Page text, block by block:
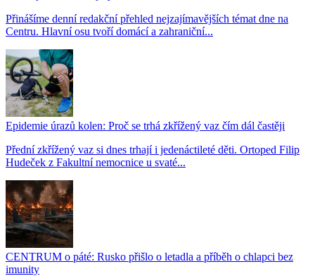
Přinášíme denní redakční přehled nejzajímavějších témat dne na
Centru. Hlavní osu tvoří domácí a zahraniční...
Epidemie úrazů kolen: Proč se trhá zkřížený vaz čím dál častěji
Přední zkřížený vaz si dnes trhají i jedenáctileté děti. Ortoped Filip
Hudeček z Fakultní nemocnice u svaté...
CENTRUM o páté: Rusko přišlo o letadla a příběh o chlapci bez
imunity